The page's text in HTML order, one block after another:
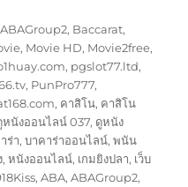
ABAGroup2, Baccarat,
, Movie HD, Movie2free,
, pgslot77.ltd,
, PunPro777,
, คาสิโน, คาสิโน
หนังออนไลน์ 037, ดูหนัง
ร่า,บาคาร่าออนไลน์,พนัน
,หนังออนไลน์, เกมยิงปลา, เว็บ
ย
,ABA,ABAGroup2,